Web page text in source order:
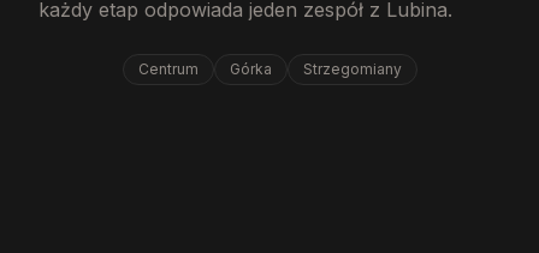
każdy etap odpowiada jeden zespół z Lubina.
Centrum Górka Strzegomiany